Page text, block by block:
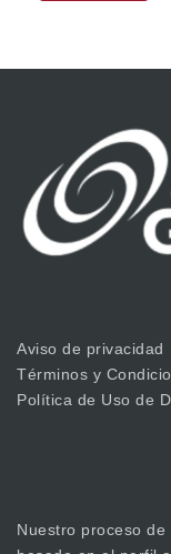
Aviso de privacidad
Términos y
Política de Uso de
Nuestro proceso